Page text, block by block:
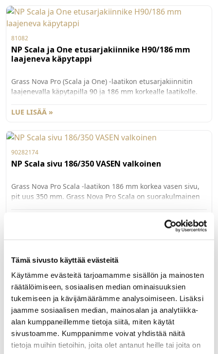
Tämä sivusto käyttää evästeitä
Käytämme evästeitä tarjoamamme sisällön ja mainosten
räätälöimiseen, sosiaalisen median ominaisuuksien
tukemiseen ja kävijämäärämme analysoimiseen. Lisäksi
jaamme sosiaalisen median, mainosalan ja analytiikka-
alan kumppaneillemme tietoja siitä, miten käytät
sivustoamme. Kumppanimme voivat yhdistää näitä
tietoja muihin tietoihin, joita olet antanut heille tai joita on
81082
NP Scala ja One etusarjakiinnike H90/186 mm
laajeneva käpytappi
Grass Nova Pro (Scala ja One) -laatikon etusarjakiinnitin
laajenevalla käpytapilla 90 ja 186 mm korkealle laatikolle.
lisäkiinnitin G81085. Myydään kappaleittain. 100 kpl/ltk.
LUE LISÄÄ »
90282174
NP Scala sivu 186/350 VASEN valkoinen
Grass Nova Pro Scala -laatikon 186 mm korkea vasen sivu,
pit uus 350 mm. Grass Nova Pro Scala on suorakulmainen
81084
ruuvikiinnitys
Grass Nova Pro Scala -laatikon ruuvikiinnitteinen
lisäkiinnitin 186 mm korkean etusarjan kiinnittämiseksi.
Käytetään yhdessä G81081 etusarjakiinnittimen kanssa.
Myydään kappaleittain. 100 kpl/ltk.
LUE LISÄÄ »